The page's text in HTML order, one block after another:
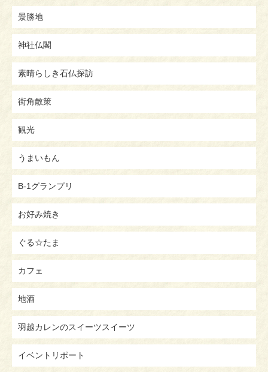
景勝地
神社仏閣
素晴らしき石仏探訪
街角散策
観光
うまいもん
B-1グランプリ
お好み焼き
ぐる☆たま
カフェ
地酒
羽越カレンのスイーツスイーツ
イベントリポート